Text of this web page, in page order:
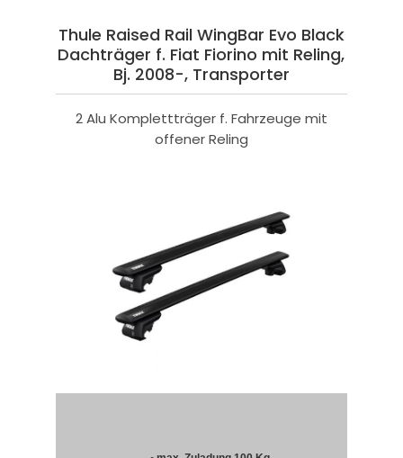
Thule Raised Rail WingBar Evo Black
Dachträger f. Fiat Fiorino mit Reling,
Bj. 2008-, Transporter
2 Alu Komplettträger f. Fahrzeuge mit
offener Reling